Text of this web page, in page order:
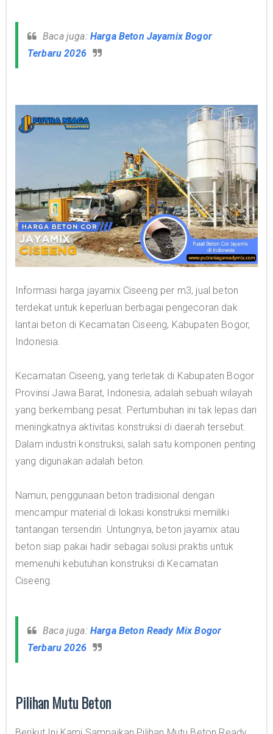
Baca juga: Harga Beton Jayamix Bogor
Terbaru 2026
Informasi harga jayamix Ciseeng per m3, jual beton
terdekat untuk keperluan berbagai pengecoran dak
lantai beton di Kecamatan Ciseeng, Kabupaten Bogor,
Indonesia.
Kecamatan Ciseeng, yang terletak di Kabupaten Bogor
Provinsi Jawa Barat, Indonesia, adalah sebuah wilayah
yang berkembang pesat. Pertumbuhan ini tak lepas dari
meningkatnya aktivitas konstruksi di daerah tersebut.
Dalam industri konstruksi, salah satu komponen penting
yang digunakan adalah beton.
Namun, penggunaan beton tradisional dengan
mencampur material di lokasi konstruksi memiliki
tantangan tersendiri. Untungnya, beton jayamix atau
beton siap pakai hadir sebagai solusi praktis untuk
memenuhi kebutuhan konstruksi di Kecamatan
Ciseeng.
Baca juga: Harga Beton Ready Mix Bogor
Terbaru 2026
Pilihan Mutu Beton